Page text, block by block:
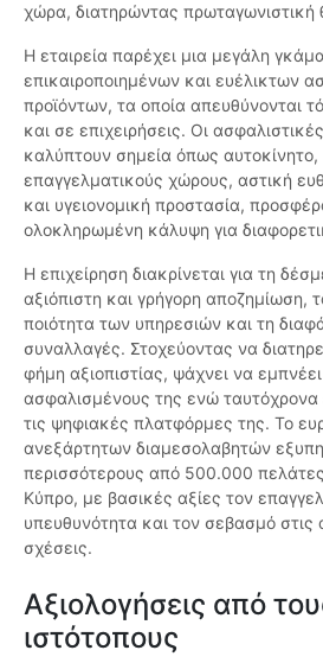
χώρα, διατηρώντας πρωταγωνιστική
Η εταιρεία παρέχει μια μεγάλη γκάμα
επικαιροποιημένων και ευέλικτων
προϊόντων, τα οποία απευθύνονται
και σε επιχειρήσεις. Οι
καλύπτουν σημεία όπως αυτοκίνητο,
επαγγελματικούς χώρους, αστική
και υγειονομική προστασία,
ολοκληρωμένη κάλυψη για
Η επιχείρηση διακρίνεται για τη
αξιόπιστη και γρήγορη αποζημίωση,
ποιότητα των υπηρεσιών και τη
συναλλαγές. Στοχεύοντας να
φήμη αξιοπιστίας, ψάχνει να
ασφαλισμένους της ενώ ταυτόχρονα
τις ψηφιακές πλατφόρμες της. Το
ανεξάρτητων διαμεσολαβητών
περισσότερους από 500.000
Κύπρο, με βασικές αξίες τον
υπευθυνότητα και τον σεβασμό στις
σχέσεις.
Αξιολογήσεις από
ιστότοπους